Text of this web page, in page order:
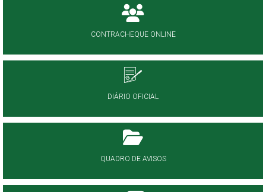
CONTRACHEQUE ONLINE
DIÁRIO OFICIAL
QUADRO DE AVISOS